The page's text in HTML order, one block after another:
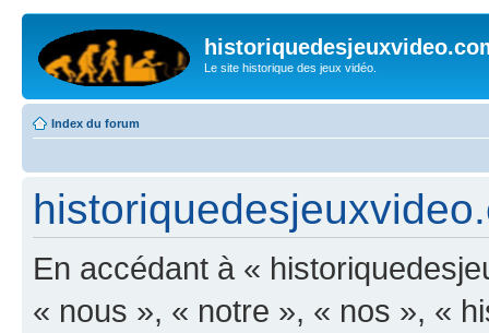
Le site historique des jeux vidéo.
Index du forum
En accédant à «
« nous », « notre », « nos », «